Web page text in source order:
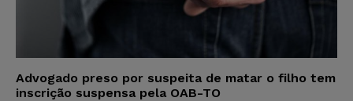
Advogado preso por suspeita de matar o filho tem
inscrição suspensa pela OAB-TO